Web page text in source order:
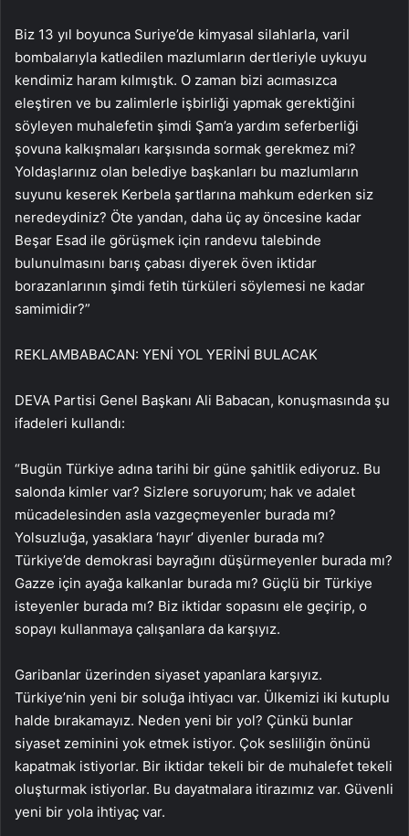
Biz 13 yıl boyunca Suriye’de kimyasal silahlarla, varil
bombalarıyla katledilen mazlumların dertleriyle uykuyu
kendimiz haram kılmıştık. O zaman bizi acımasızca
eleştiren ve bu zalimlerle işbirliği yapmak gerektiğini
söyleyen muhalefetin şimdi Şam’a yardım seferberliği
şovuna kalkışmaları karşısında sormak gerekmez mi?
Yoldaşlarınız olan belediye başkanları bu mazlumların
suyunu keserek Kerbela şartlarına mahkum ederken siz
neredeydiniz? Öte yandan, daha üç ay öncesine kadar
Beşar Esad ile görüşmek için randevu talebinde
bulunulmasını barış çabası diyerek öven iktidar
borazanlarının şimdi fetih türküleri söylemesi ne kadar
samimidir?”
REKLAMBABACAN: YENİ YOL YERİNİ BULACAK
DEVA Partisi Genel Başkanı Ali Babacan, konuşmasında şu
ifadeleri kullandı:
“Bugün Türkiye adına tarihi bir güne şahitlik ediyoruz. Bu
salonda kimler var? Sizlere soruyorum; hak ve adalet
mücadelesinden asla vazgeçmeyenler burada mı?
Yolsuzluğa, yasaklara ‘hayır’ diyenler burada mı?
Türkiye’de demokrasi bayrağını düşürmeyenler burada mı?
Gazze için ayağa kalkanlar burada mı? Güçlü bir Türkiye
isteyenler burada mı? Biz iktidar sopasını ele geçirip, o
sopayı kullanmaya çalışanlara da karşıyız.
Garibanlar üzerinden siyaset yapanlara karşıyız.
Türkiye’nin yeni bir soluğa ihtiyacı var. Ülkemizi iki kutuplu
halde bırakamayız. Neden yeni bir yol? Çünkü bunlar
siyaset zeminini yok etmek istiyor. Çok sesliliğin önünü
kapatmak istiyorlar. Bir iktidar tekeli bir de muhalefet tekeli
oluşturmak istiyorlar. Bu dayatmalara itirazımız var. Güvenli
yeni bir yola ihtiyaç var.